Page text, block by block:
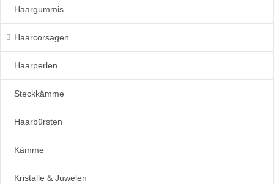
Haargummis
Haarcorsagen
Haarperlen
Steckkämme
Haarbürsten
Kämme
Kristalle & Juwelen